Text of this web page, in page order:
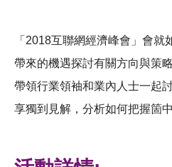
科技分享
會籍
「2018互聯網經濟峰會」會
帶來的機遇探討有關方向與策
帶領行業領袖和業內人士一起
享獨到見解，分析如何把握箇